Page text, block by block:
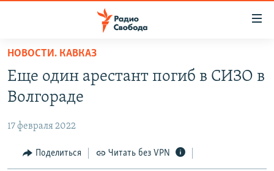
упрощенного
доступа
Вернуться
основному
Вернутся
ПОДКАСТЫ
АВТОРСКИЕ ПРОЕКТЫ
ЦИТАТЫ СВОБОДЫ
МНЕНИЯ
НОВОСТИ. КАВКАЗ
Еще один арестант погиб в СИЗО в
Волгораде
17 февраля 2022
Поделиться Читать без VPN